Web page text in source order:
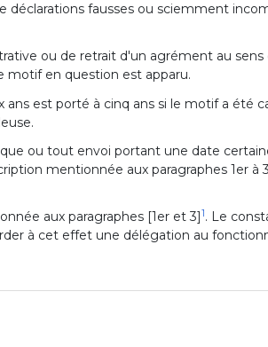
fausses ou sciemment
ou de retrait d'un agrément au sens
motif en question est apparu.
ans est porté à cinq ans si le motif a été
ou tout envoi portant une date
mentionnée aux paragraphes 1er à
aux paragraphes [1er et 3]1. Le
à cet effet une délégation au